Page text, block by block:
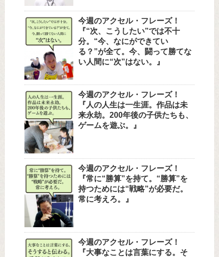
今週のアクセル・フレーズ！
『“次、こうしたい”では不十
分。“今、なにができてい
る？”が全て。今、闘って勝てな
い人間に“次”はない。』
今週のアクセル・フレーズ！
『人の人生は一生涯。作品は未
来永劫。200年後の子供たちも、
ゲームを遊ぶ。』
今週のアクセル・フレーズ！
『常に“勝算”を持て。“勝算”を
持つためには“戦略”が必要だ。
常に考えろ。』
今週のアクセル・フレーズ！
『大事なことは言葉にする。そ